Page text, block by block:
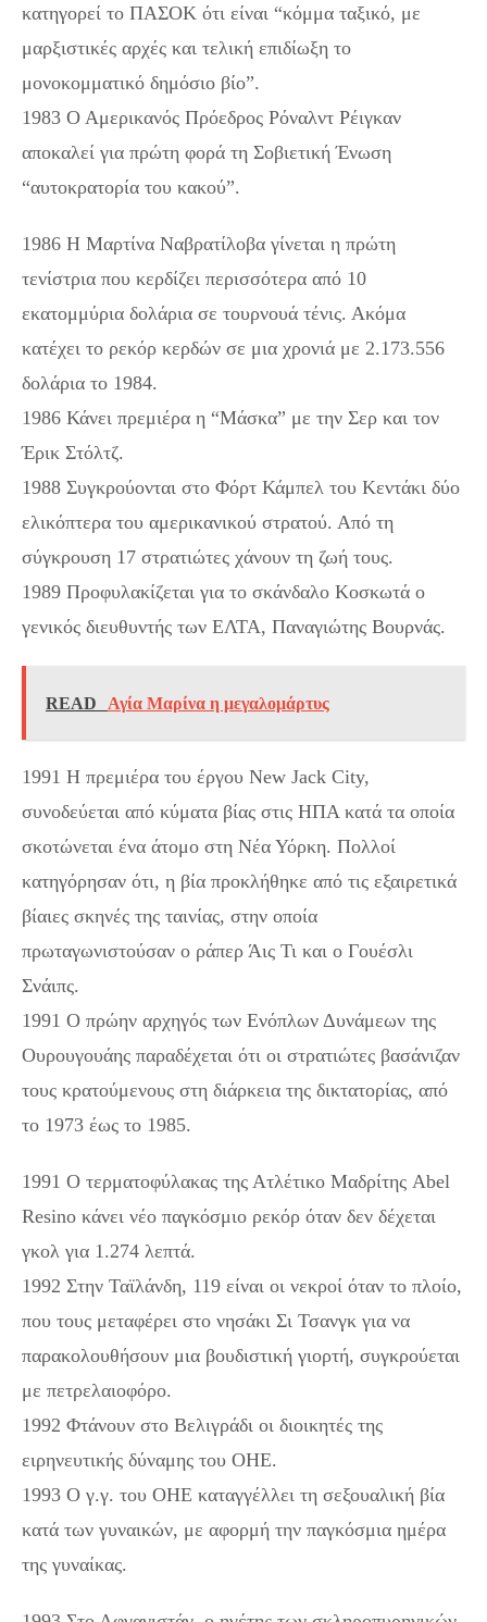
κατηγορεί το ΠΑΣΟΚ ότι είναι “κόμμα ταξικό, με
μαρξιστικές αρχές και τελική επιδίωξη το
μονοκομματικό δημόσιο βίο”.
1983 Ο Αμερικανός Πρόεδρος Ρόναλντ Ρέιγκαν
αποκαλεί για πρώτη φορά τη Σοβιετική Ένωση
“αυτοκρατορία του κακού”.
1986 Η Μαρτίνα Ναβρατίλοβα γίνεται η πρώτη
τενίστρια που κερδίζει περισσότερα από 10
εκατομμύρια δολάρια σε τουρνουά τένις. Ακόμα
κατέχει το ρεκόρ κερδών σε μια χρονιά με 2.173.556
δολάρια το 1984.
1986 Κάνει πρεμιέρα η “Μάσκα” με την Σερ και τον
Έρικ Στόλτζ.
1988 Συγκρούονται στο Φόρτ Κάμπελ του Κεντάκι δύο
ελικόπτερα του αμερικανικού στρατού. Από τη
σύγκρουση 17 στρατιώτες χάνουν τη ζωή τους.
1989 Προφυλακίζεται για το σκάνδαλο Κοσκωτά ο
γενικός διευθυντής των ΕΛΤΑ, Παναγιώτης Βουρνάς.
READ Αγία Μαρίνα η μεγαλομάρτυς
1991 Η πρεμιέρα του έργου New Jack City,
συνοδεύεται από κύματα βίας στις ΗΠΑ κατά τα οποία
σκοτώνεται ένα άτομο στη Νέα Υόρκη. Πολλοί
κατηγόρησαν ότι, η βία προκλήθηκε από τις εξαιρετικά
βίαιες σκηνές της ταινίας, στην οποία
πρωταγωνιστούσαν ο ράπερ Άις Τι και ο Γουέσλι
Σνάιπς.
1991 Ο πρώην αρχηγός των Ενόπλων Δυνάμεων της
Ουρουγουάης παραδέχεται ότι οι στρατιώτες βασάνιζαν
τους κρατούμενους στη διάρκεια της δικτατορίας, από
το 1973 έως το 1985.
1991 Ο τερματοφύλακας της Ατλέτικο Μαδρίτης Abel
Resino κάνει νέο παγκόσμιο ρεκόρ όταν δεν δέχεται
γκολ για 1.274 λεπτά.
1992 Στην Ταϊλάνδη, 119 είναι οι νεκροί όταν το πλοίο,
που τους μεταφέρει στο νησάκι Σι Τσανγκ για να
παρακολουθήσουν μια βουδιστική γιορτή, συγκρούεται
με πετρελαιοφόρο.
1992 Φτάνουν στο Βελιγράδι οι διοικητές της
ειρηνευτικής δύναμης του ΟΗΕ.
1993 Ο γ.γ. του ΟΗΕ καταγγέλλει τη σεξουαλική βία
κατά των γυναικών, με αφορμή την παγκόσμια ημέρα
της γυναίκας.